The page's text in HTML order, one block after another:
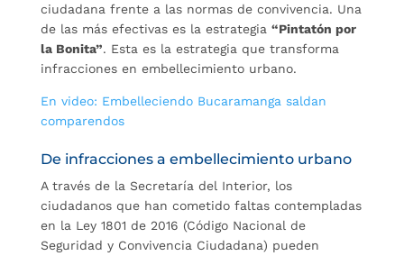
ciudadana frente a las normas de convivencia. Una
de las más efectivas es la estrategia “Pintatón por
la Bonita”. Esta es la estrategia que transforma
infracciones en embellecimiento urbano.
En video: Embelleciendo Bucaramanga saldan
comparendos
De infracciones a embellecimiento urbano
A través de la Secretaría del Interior, los
ciudadanos que han cometido faltas contempladas
en la Ley 1801 de 2016 (Código Nacional de
Seguridad y Convivencia Ciudadana) pueden